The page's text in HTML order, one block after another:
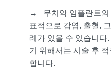
→
무치악 임플란트
표적으로 감염, 출혈,
례가 있을 수 있습니다
기 위해서는 시술 후
합니다.